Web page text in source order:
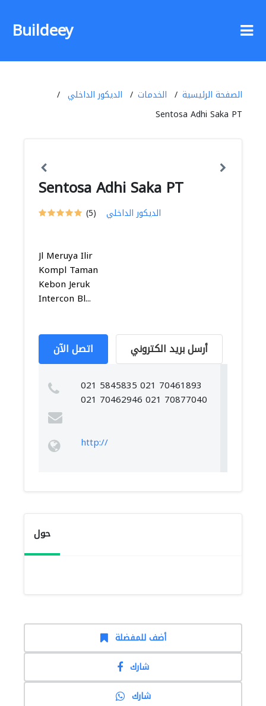
Buildeey
الصفحة الرئيسية الخدمات
الديكور الداخلي
Sentosa Adhi Saka PT
Sentosa Adhi Saka PT
(5) الديكور الداخلي
Jl Meruya Ilir
Kompl Taman
Kebon Jeruk
Intercon Bl...
اتصل الآن أرسل بريد الكتروني
021 5845835 021 70461893
021 70462946 021 70877040
http://
حول
أضف للمفضلة
شارك
شارك